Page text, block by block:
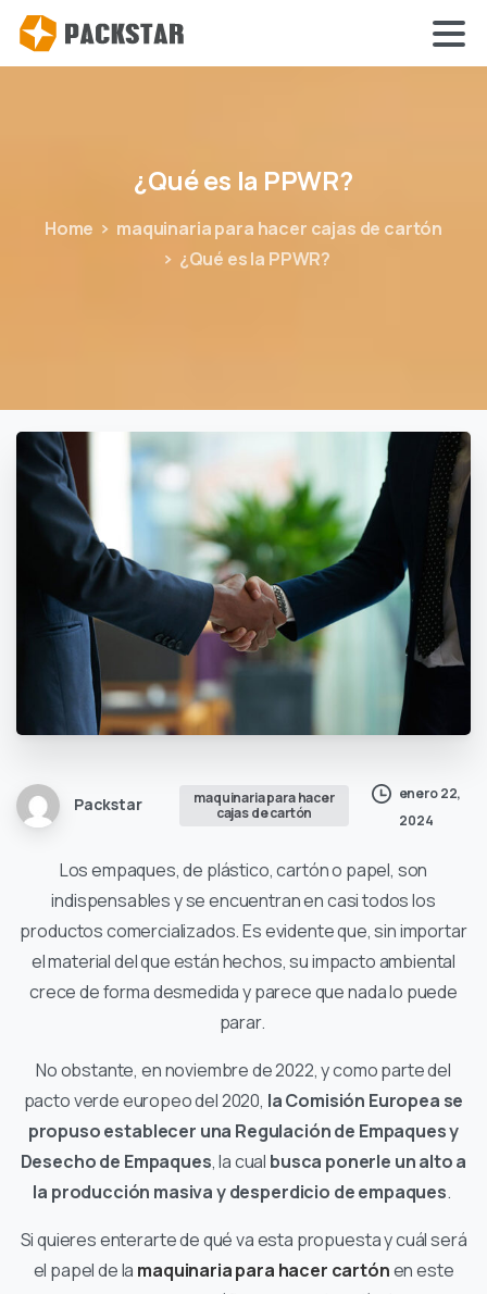
¿Quées la PPWR?
Home
maquinaria para hacer cajas de cartón
¿Qué es la PPWR?
Packstar
maquinaria para hacer
cajas de cartón
enero 22,
2024
Los empaques, de plástico, cartón o papel, son
indispensables y se encuentran en casi todos los
productos comercializados. Es evidente que, sin importar
el material del que están hechos, su impacto ambiental
crece de forma desmedida y parece que nada lo puede
parar.
No obstante, en noviembre de 2022, y como parte del
pacto verde europeo del 2020, la Comisión Europea se
propuso establecer una Regulación de Empaques y
Desecho de Empaques, la cual busca ponerle un alto a
la producción masiva y desperdicio de empaques.
Si quieres enterarte de qué va esta propuesta y cuál será
el papel de la maquinaria para hacer cartónen este